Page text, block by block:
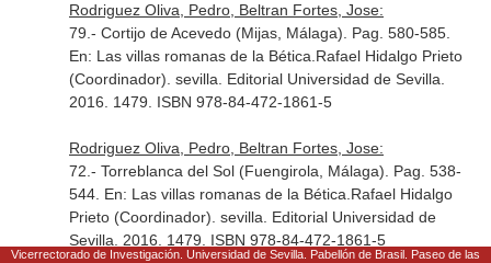
Rodriguez Oliva, Pedro, Beltran Fortes, Jose:
79.- Cortijo de Acevedo (Mijas, Málaga). Pag. 580-585.
En: Las villas romanas de la Bética.Rafael Hidalgo Prieto
(Coordinador) . sevilla. Editorial Universidad de Sevilla.
2016. 1479. ISBN 978-84-472-1861-5
Rodriguez Oliva, Pedro, Beltran Fortes, Jose:
72.- Torreblanca del Sol (Fuengirola, Málaga). Pag. 538-
544. En: Las villas romanas de la Bética.Rafael Hidalgo
Prieto (Coordinador) . sevilla. Editorial Universidad de
Sevilla. 2016. 1479. ISBN 978-84-472-1861-5
Vicerrectorado de Investigación. Universidad de Sevilla. Pabellón de Brasil. Paseo de las